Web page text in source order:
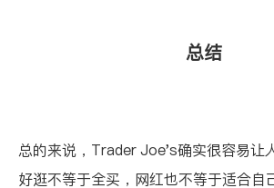
总结
总的来说，Trader Joe's确实很容易让
好逛不等于全买，网红也不等于适合自